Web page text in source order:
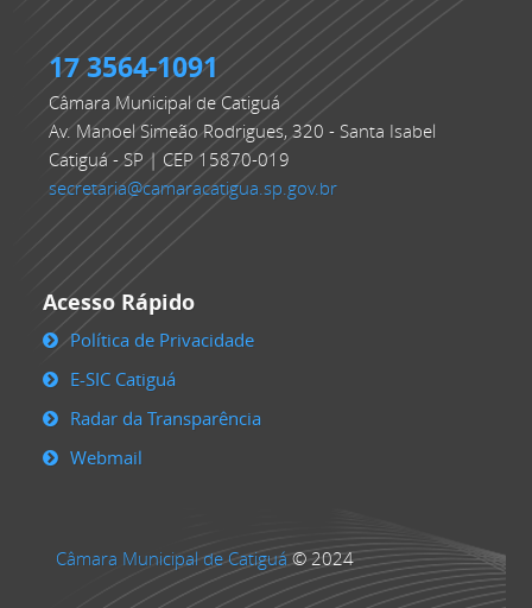
17 3564-1091
Câmara Municipal de Catiguá
Av. Manoel Simeão Rodrigues, 320 - Santa Isabel
Catiguá - SP | CEP 15870-019
secretaria@camaracatigua.sp.gov.br
Acesso Rápido
Política de Privacidade
E-SIC Catiguá
Radar da Transparência
Webmail
Câmara Municipal de Catiguá© 2024